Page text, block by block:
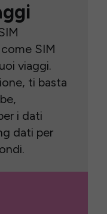
SIM
viaggi.
ti basta
i dati
dati per